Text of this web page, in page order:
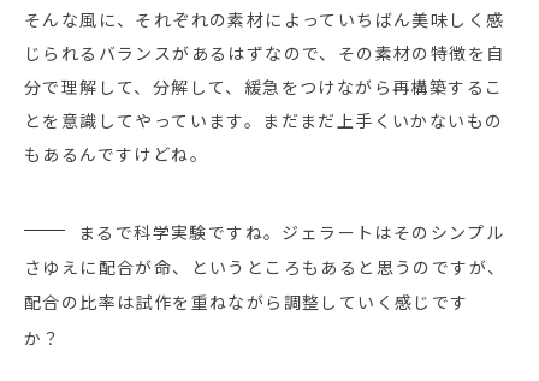
そんな風に、それぞれの素材によっていちばん美味しく感
じられるバランスがあるはずなので、その素材の特徴を自
分で理解して、分解して、緩急をつけながら再構築するこ
とを意識してやっています。まだまだ上手くいかないもの
もあるんですけどね。
まるで科学実験ですね。ジェラートはそのシンプル
さゆえに配合が命、というところもあると思うのですが、
配合の比率は試作を重ねながら調整していく感じです
か？